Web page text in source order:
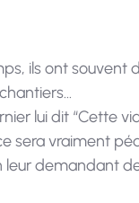
ils ont souvent
lui dit “Cette
sera vraiment
leur demandant